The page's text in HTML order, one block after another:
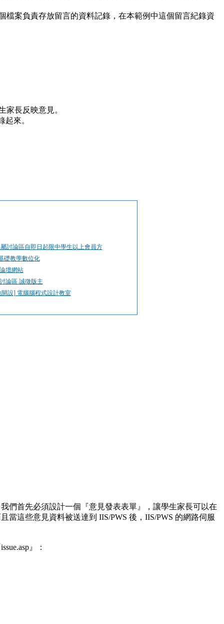
案負責存放留言的資料記錄，在本範例中這個留言紀錄資
家長反映意見。
來。
討論區自即日起限中學生以上會員方
礎教學數位化
壇網站
論區 誠徵版主
設] 電腦腦程式設計教室
們首先必須設計一個『意見發表表單』，讓學生家長可以在
當這些意見資料被送達到 IIS/PWS 後，IIS/PWS 的網路伺服
』：